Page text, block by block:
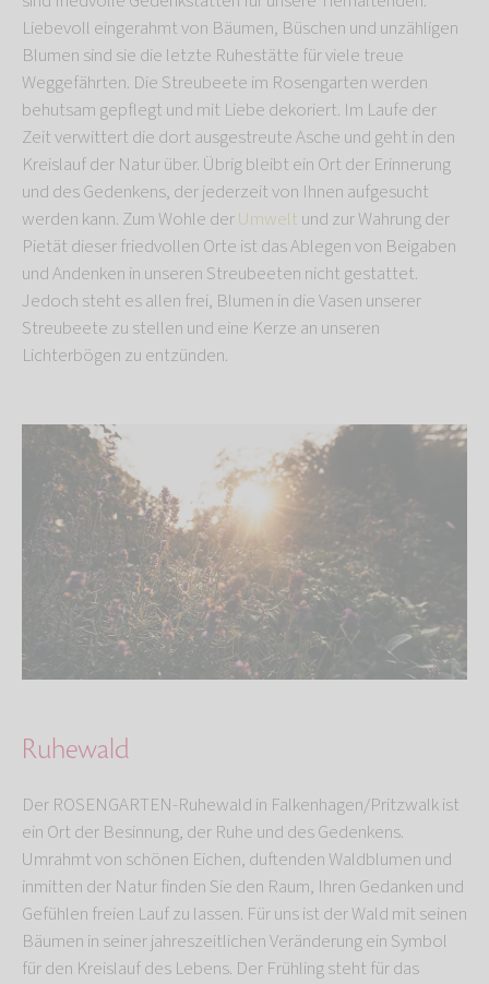
Liebevoll eingerahmt von Bäumen, Büschen und unzähligen
Blumen sind sie die letzte Ruhestätte für viele treue
Weggefährten. Die Streubeete im Rosengarten werden
behutsam gepflegt und mit Liebe dekoriert. Im Laufe der
Zeit verwittert die dort ausgestreute Asche und geht in den
Kreislauf der Natur über. Übrig bleibt ein Ort der Erinnerung
und des Gedenkens, der jederzeit von Ihnen aufgesucht
werden kann. Zum Wohle derUmwelt und zur Wahrung der
Pietät dieser friedvollen Orte ist das Ablegen von Beigaben
und Andenken in unseren Streubeeten nicht gestattet.
Jedoch steht es allen frei, Blumen in die Vasen unserer
Streubeete zu stellen und eine Kerze an unseren
Lichterbögen zu entzünden.
Ruhewald
Der ROSENGARTEN-Ruhewald in Falkenhagen/Pritzwalk ist
ein Ort der Besinnung, der Ruhe und des Gedenkens.
Umrahmt von schönen Eichen, duftenden Waldblumen und
inmitten der Natur finden Sie den Raum, Ihren Gedanken und
Gefühlen freien Lauf zu lassen. Für uns ist der Wald mit seinen
Bäumen in seiner jahreszeitlichen Veränderung ein Symbol
für den Kreislauf des Lebens. Der Frühling steht für das